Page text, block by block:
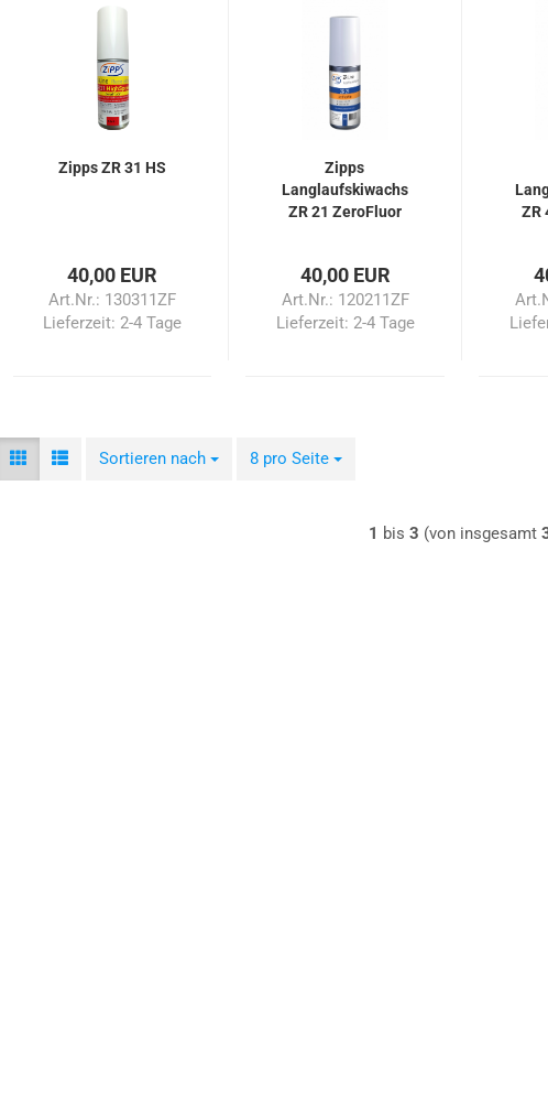
Zipps ZR 31 HS
40,00 EUR
Art.Nr.: 130311ZF
Lieferzeit: 2-4 Tage
Zipps
Langlaufskiwachs
ZR 21 ZeroFluor
40,00 EUR
Art.Nr.: 120211ZF
Lieferzeit: 2-4 Tage
ZR
Sortieren nach
Sortieren nach 8 pro Seite
pro Seite
1 bis 3 (von insgesamt